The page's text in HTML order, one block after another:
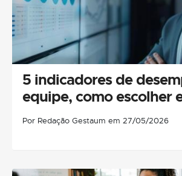
5 indicadores de
equipe, como escolher
Por Redação Gestaum em 27/05/2026